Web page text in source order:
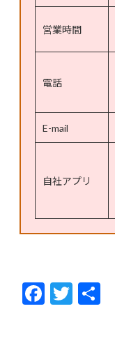
営業時間
電話
E-mail
自社アプリ
F
ac
T
w